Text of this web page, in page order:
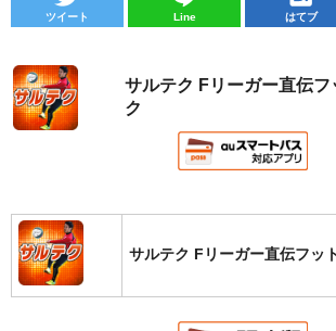
ツイート Line はてブ
サルテク Fリーガー直伝フ
ク
サルテク Fリーガー直伝フッ